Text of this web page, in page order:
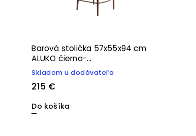
Barová stolička 57x55x94 cm
ALUKO čierna-
svetlohnedá+hnedá
Skladom u dodávateľa
215 €
Do košíka